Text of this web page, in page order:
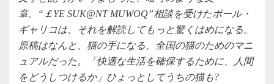
章。“￡YE SUK@NT MUWOQ”相談を受けたポール・
ギャリコは、それを解読してもっと驚くはめになる。
原稿はなんと、猫の手になる、全国の猫のためのマニ
ュアルだった。「快適な生活を確保するために、人間
をどうしつけるか」ひょっとしてうちの猫も?